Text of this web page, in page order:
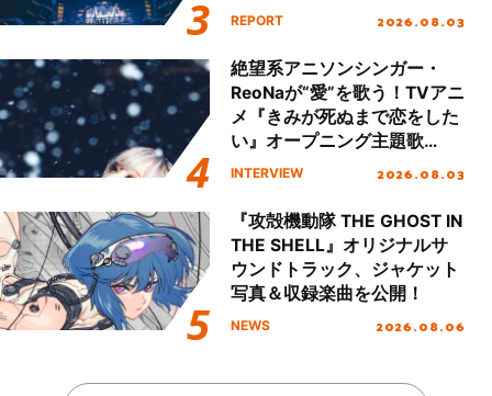
Final「NICE to meet YOU
ート!!
REPORT 2026.08.03
絶望系アニソンシンガー・
ReoNaが“愛”を歌う！TVアニ
メ『きみが死ぬまで恋をした
い』オープニング主題歌
「Amore」インタビュー
INTERVIEW 2026.08.03
『攻殻機動隊 THE GHOST IN
THE SHELL』オリジナルサ
ウンドトラック、ジャケット
写真＆収録楽曲を公開！
NEWS 2026.08.06